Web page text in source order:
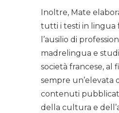
Inoltre, Mate
tutti i testi in lingua
l’ausilio di
madrelingua e
società francese, al
sempre un’elevata
contenuti
della cultura e